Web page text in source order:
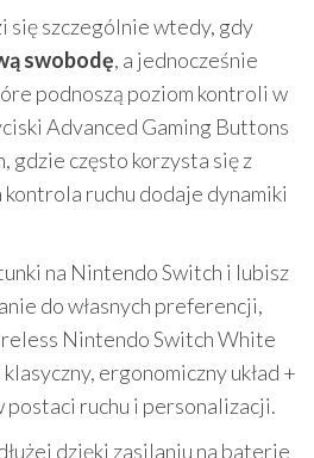
się szczególnie wtedy, gdy
swobodę, a jednocześnie
podnoszą poziom kontroli w
Advanced Gaming Buttons
gdzie często korzysta się z
kontrola ruchu dodaje dynamiki
na Nintendo Switch i lubisz
do własnych preferencji,
Nintendo Switch White
ergonomiczny układ +
postaci ruchu i personalizacji.
dzięki zasilaniu na baterie